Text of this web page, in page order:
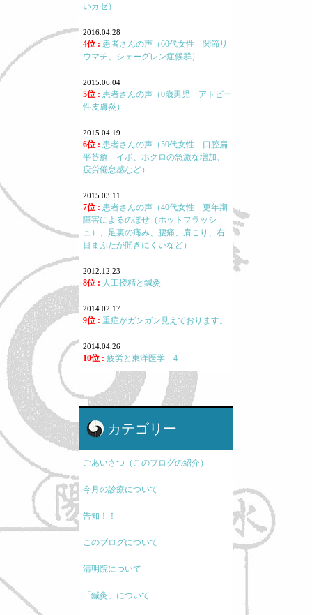
いカゼ）
2016.04.28
4位 : 患者さんの声（60代女性 関節リ
ウマチ、シェーグレン症候群）
2015.06.04
5位 : 患者さんの声（0歳男児 アトピー
性皮膚炎）
2015.04.19
6位 : 患者さんの声（50代女性 口腔扁
平苔癬 イボ、ホクロの急激な増加、
疲労倦怠感など）
2015.03.11
7位 : 患者さんの声（40代女性 更年期
障害によるのぼせ（ホットフラッシ
ュ）、足裏の痛み、腰痛、肩こり、右
目まぶたが開きにくいなど）
2012.12.23
8位 : 人工授精と鍼灸
2014.02.17
9位 : 重症がガンガン見えております。
2014.04.26
10位 : 疲労と東洋医学 4
カテゴリー
ごあいさつ（このブログの紹介）
今月の診療について
告知！！
このブログについて
清明院について
「鍼灸」について